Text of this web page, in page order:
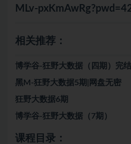
MLv-
相关推荐：
博学谷-狂野大数据（四期）完
黑M-狂野大数据5期|网盘无密
狂野大数据6期
博学谷-狂野大数据（7期）
课程目录：